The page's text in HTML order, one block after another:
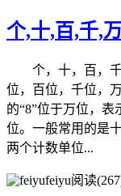
个,十,百,千,
个，十，百，千
位，百位，千位，
的“8”位于万位，表
位。一般常用的是
两个计数单位...
feiyu阅读